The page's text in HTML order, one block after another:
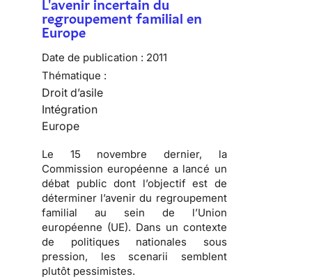
L'avenir incertain du
regroupement familial en
Europe
Date de publication : 2011
Thématique :
Droit d’asile
Intégration
Europe
Le 15 novembre dernier, la
Commission européenne a lancé un
débat public dont l’objectif est de
déterminer l’avenir du regroupement
familial au sein de l’Union
européenne (UE). Dans un contexte
de politiques nationales sous
pression, les scenarii semblent
plutôt pessimistes.